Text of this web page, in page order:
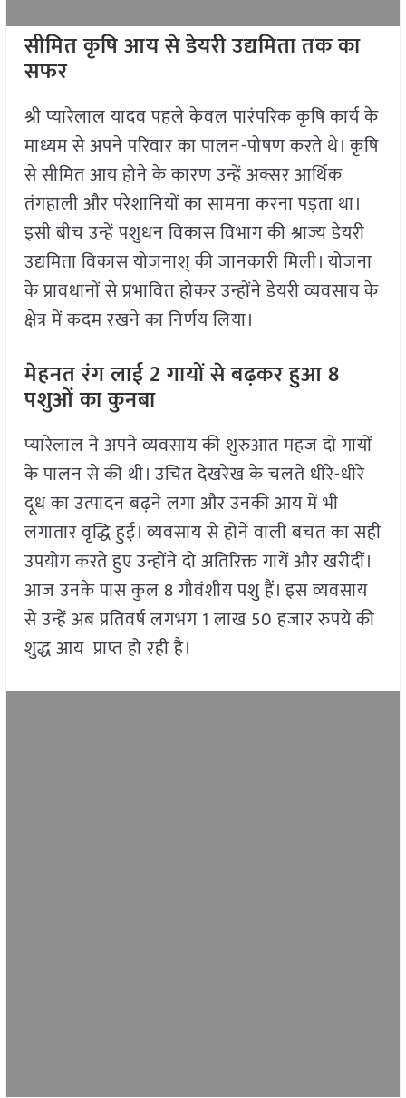
सीमित कृषि आय से डेयरी उद्यमिता तक का
सफर
श्री प्यारेलाल यादव पहले केवल पारंपरिक कृषि कार्य के
माध्यम से अपने परिवार का पालन-पोषण करते थे। कृषि
से सीमित आय होने के कारण उन्हें अक्सर आर्थिक
तंगहाली और परेशानियों का सामना करना पड़ता था।
इसी बीच उन्हें पशुधन विकास विभाग की श्राज्य डेयरी
उद्यमिता विकास योजनाश् की जानकारी मिली। योजना
के प्रावधानों से प्रभावित होकर उन्होंने डेयरी व्यवसाय के
क्षेत्र में कदम रखने का निर्णय लिया।
मेहनत रंग लाई 2 गायों से बढ़कर हुआ 8
पशुओं का कुनबा
प्यारेलाल ने अपने व्यवसाय की शुरुआत महज दो गायों
के पालन से की थी। उचित देखरेख के चलते धीरे-धीरे
दूध का उत्पादन बढ़ने लगा और उनकी आय में भी
लगातार वृद्धि हुई। व्यवसाय से होने वाली बचत का सही
उपयोग करते हुए उन्होंने दो अतिरिक्त गायें और खरीदीं।
आज उनके पास कुल 8 गौवंशीय पशु हैं। इस व्यवसाय
से उन्हें अब प्रतिवर्ष लगभग 1 लाख 50 हजार रुपये की
शुद्ध आय प्राप्त हो रही है।